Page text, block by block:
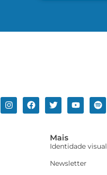
Mais
Identidade visual
Newsletter